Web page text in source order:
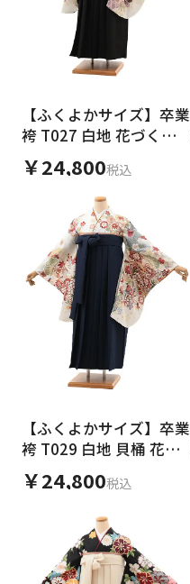
【ふくよかサイズ】卒業
袴 T027 白地 花づくし
×黒
￥24,800税込
【ふくよかサイズ】卒業
袴 T029 白地 貝桶 花づ
くし×紺
￥24,800税込